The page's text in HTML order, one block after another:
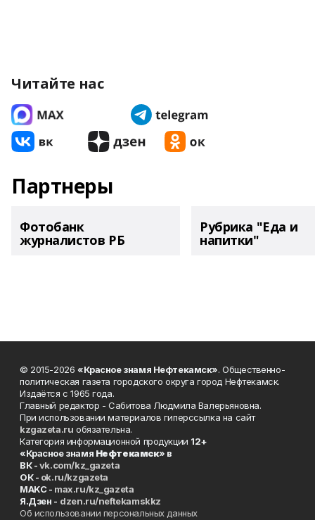
Читайте нас
Партнеры
Фотобанк
журналистов РБ
Рубрика "Еда и
напитки"
© 2015-2026 «Красное знамя Нефтекамск». Общественно-
политическая газета городского округа город Нефтекамск.
Издаётся с 1965 года.
Главный редактор - Сабитова Людмила Валерьяновна.
При использовании материалов гиперссылка на сайт
kzgazeta.ru обязательна.
Категория информационной продукции 12+
«Красное знамя Нефтекамск» в
ВК -vk.com/kz_gazeta
ОК - ok.ru/kzgazeta
MAKC - max.ru/kz_gazeta
Я.Дзен - dzen.ru/neftekamskkz
Об использовании персональных данных